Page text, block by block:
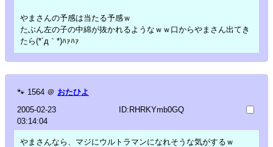
やまさんの予感は当たる予感ｗ
たぶん左の子の中綿が抜かれるようなｗｗ口からやまさん出てき
たら(*´д｀*)ﾊｧﾊｧ
🐾 1564 ＠ おたひよ
2005-02-23
03:14:04
ID:RHRKYmb0GQ
やまさんなら、マジにウルトラマンになれそうな気がするｗ